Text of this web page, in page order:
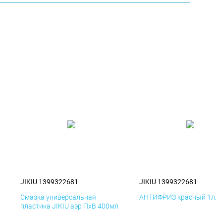
JIKIU 1399322681
Смазка универсальная
пластика JIKIU аэр ПхВ 400мл
JIKIU 1399322681
АНТИФРИЗ красный 1л.